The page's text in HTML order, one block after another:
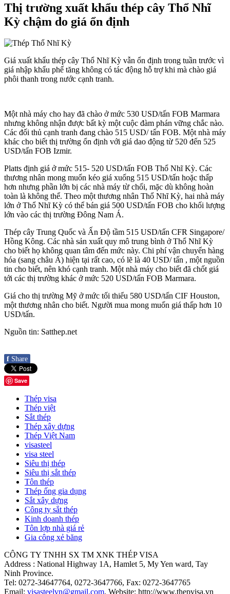
Thị trường xuất khẩu thép cây Thổ Nhĩ
Kỳ chậm do giá ổn định
Giá xuất khẩu thép cây Thổ Nhĩ Kỳ vẫn ổn định trong tuần trước vì
giá nhập khẩu phế tăng không có tác động hỗ trợ khi mà chào giá
phôi thanh trong nước cạnh tranh.
Một nhà máy cho hay đã chào ở mức 530 USD/tấn FOB Marmara
nhưng không nhận được bất kỳ một cuộc đàm phán vững chắc nào.
Các đối thủ cạnh tranh đang chào 515 USD/ tấn FOB. Một nhà máy
khác cho biết thị trường ổn định với giá dao động từ 520 đến 525
USD/tấn FOB Izmir.
Platts định giá ở mức 515- 520 USD/tấn FOB Thổ Nhĩ Kỳ. Các
thương nhân mong muốn kéo giá xuống 515 USD/tấn hoặc thấp
hơn nhưng phần lớn bị các nhà máy từ chối, mặc dù không hoàn
toàn là không thể. Theo một thương nhân Thổ Nhĩ Kỳ, hai nhà máy
lớn ở Thổ Nhĩ Kỳ có thể bán giá 500 USD/tấn FOB cho khối lượng
lớn vào các thị trường Đông Nam Á.
Thép cây Trung Quốc và Ấn Độ tầm 515 USD/tấn CFR Singapore/
Hồng Kông. Các nhà sản xuất quy mô trung bình ở Thổ Nhĩ Kỳ
cho biết họ không quan tâm đến mức này. Chi phí vận chuyển hàng
hóa (sang châu Á) hiện tại rất cao, có lẽ là 40 USD/ tấn , một nguồn
tin cho biết, nên khó cạnh tranh. Một nhà máy cho biết đã chốt giá
tới các thị trường khác ở mức 520 USD/tấn FOB Marmara.
Giá cho thị trường Mỹ ở mức tối thiểu 580 USD/tấn CIF Houston,
một thương nhân cho biết. Người mua mong muốn giá thấp hơn 10
USD/tấn.
Nguồn tin: Satthep.net
f Share
Save
Thép visa
Thép việt
Sắt thép
Thép xây dựng
Thép Việt Nam
visasteel
visa steel
Siêu thị thép
Siêu thị sắt thép
Tôn thép
Thép ống gia dụng
Sắt xây dựng
Công ty sắt thép
Kinh doanh thép
Tôn lợp nhà giá rẻ
Gia công xẻ băng
CÔNG TY TNHH SX TM XNK THÉP VISA
Address : National Highway 1A, Hamlet 5, My Yen ward, Tay
Ninh Province.
Tel: 0272-34647764, 0272-3647766, Fax: 0272-3647765
Email: visasteelvn@gmail.com, Website: http://www.thepvisa.vn